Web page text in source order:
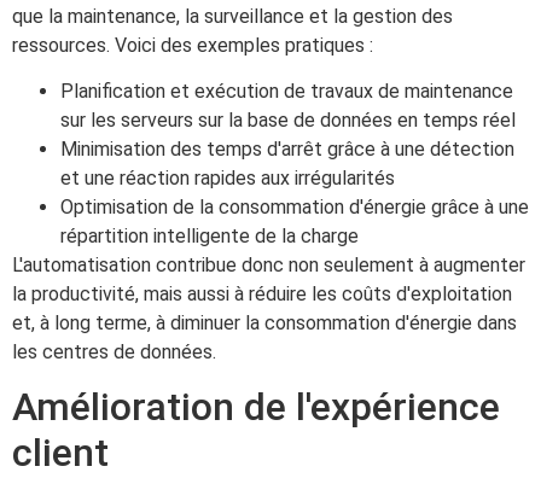
que la maintenance, la surveillance et la gestion des
ressources. Voici des exemples pratiques :
Planification et exécution de travaux de maintenance
sur les serveurs sur la base de données en temps réel
Minimisation des temps d'arrêt grâce à une détection
et une réaction rapides aux irrégularités
Optimisation de la consommation d'énergie grâce à une
répartition intelligente de la charge
L'automatisation contribue donc non seulement à augmenter
la productivité, mais aussi à réduire les coûts d'exploitation
et, à long terme, à diminuer la consommation d'énergie dans
les centres de données.
Amélioration de l'expérience
client